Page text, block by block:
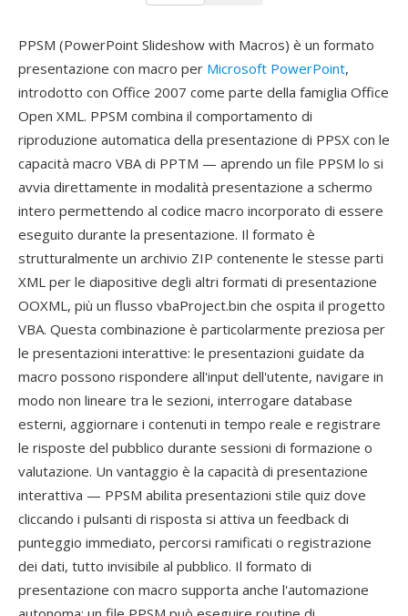
PPSM (PowerPoint Slideshow with Macros) è un formato
presentazione con macro per Microsoft PowerPoint,
introdotto con Office 2007 come parte della famiglia Office
Open XML. PPSM combina il comportamento di
riproduzione automatica della presentazione di PPSX con le
capacità macro VBA di PPTM — aprendo un file PPSM lo si
avvia direttamente in modalità presentazione a schermo
intero permettendo al codice macro incorporato di essere
eseguito durante la presentazione. Il formato è
strutturalmente un archivio ZIP contenente le stesse parti
XML per le diapositive degli altri formati di presentazione
OOXML, più un flusso vbaProject.bin che ospita il progetto
VBA. Questa combinazione è particolarmente preziosa per
le presentazioni interattive: le presentazioni guidate da
macro possono rispondere all'input dell'utente, navigare in
modo non lineare tra le sezioni, interrogare database
esterni, aggiornare i contenuti in tempo reale e registrare
le risposte del pubblico durante sessioni di formazione o
valutazione. Un vantaggio è la capacità di presentazione
interattiva — PPSM abilita presentazioni stile quiz dove
cliccando i pulsanti di risposta si attiva un feedback di
punteggio immediato, percorsi ramificati o registrazione
dei dati, tutto invisibile al pubblico. Il formato di
presentazione con macro supporta anche l'automazione